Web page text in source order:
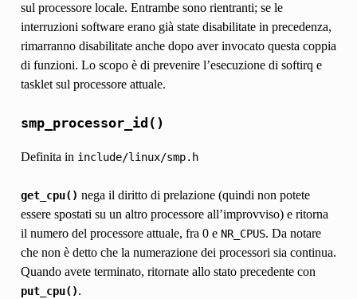
sul processore locale. Entrambe sono rientranti; se le
interruzioni software erano già state disabilitate in precedenza,
rimarranno disabilitate anche dopo aver invocato questa coppia
di funzioni. Lo scopo è di prevenire l’esecuzione di softirq e
tasklet sul processore attuale.
smp_processor_id()
Definita in include/linux/smp.h
get_cpu() nega il diritto di prelazione (quindi non potete
essere spostati su un altro processore all’improvviso) e ritorna
il numero del processore attuale, fra 0 e NR_CPUS. Da notare
che non è detto che la numerazione dei processori sia continua.
Quando avete terminato, ritornate allo stato precedente con
put_cpu().